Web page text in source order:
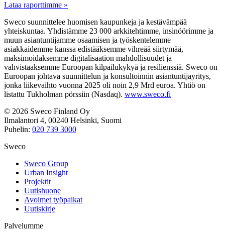
Lataa raporttimme »
Sweco suunnittelee huomisen kaupunkeja ja kestävämpää
yhteiskuntaa. Yhdistämme 23 000 arkkitehtimme, insinöörimme ja
muun asiantuntijamme osaamisen ja työskentelemme
asiakkaidemme kanssa edistääksemme vihreää siirtymää,
maksimoidaksemme digitalisaation mahdollisuudet ja
vahvistaaksemme Euroopan kilpailukykyä ja resilienssiä. Sweco on
Euroopan johtava suunnittelun ja konsultoinnin asiantuntijayritys,
jonka liikevaihto vuonna 2025 oli noin 2,9 Mrd euroa. Yhtiö on
listattu Tukholman pörssiin (Nasdaq). www.sweco.fi
© 2026 Sweco Finland Oy
Ilmalantori 4, 00240 Helsinki, Suomi
Puhelin: 020 739 3000
Sweco
Sweco Group
Urban Insight
Projektit
Uutishuone
Avoimet työpaikat
Uutiskirje
Palvelumme